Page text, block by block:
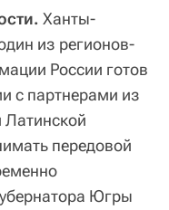
Ханты-
из регионов-
России готов
с партнерами из
передовой
Югры